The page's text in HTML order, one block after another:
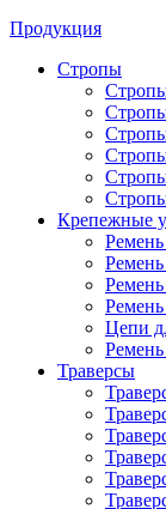
Продукция
Стропы
Крепежные
Цепи
Ремень
Траверсы